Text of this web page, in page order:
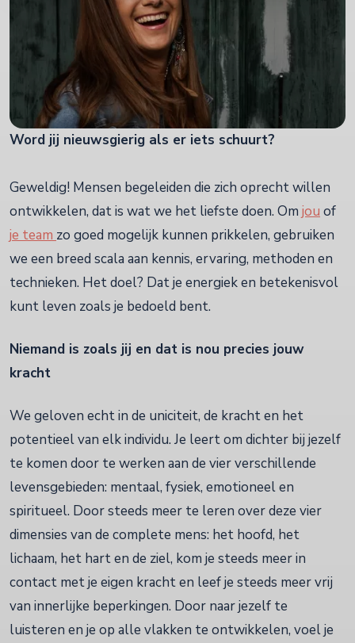
Word jij nieuwsgierig als er iets schuurt?
Geweldig! Mensen begeleiden die zich oprecht willen
ontwikkelen, dat is wat we het liefste doen. Om jou of
je team zo goed mogelijk kunnen prikkelen, gebruiken
we een breed scala aan kennis, ervaring, methoden en
technieken. Het doel? Dat je energiek en betekenisvol
kunt leven zoals je bedoeld bent.
Niemand is zoals jij en dat is nou precies jouw
kracht
We geloven echt in de uniciteit, de kracht en het
potentieel van elk individu. Je leert om dichter bij jezelf
te komen door te werken aan de vier verschillende
levensgebieden: mentaal, fysiek, emotioneel en
spiritueel. Door steeds meer te leren over deze vier
dimensies van de complete mens: het hoofd, het
lichaam, het hart en de ziel, kom je steeds meer in
contact met je eigen kracht en leef je steeds meer vrij
van innerlijke beperkingen. Door naar jezelf te
luisteren en je op alle vlakken te ontwikkelen, voel je